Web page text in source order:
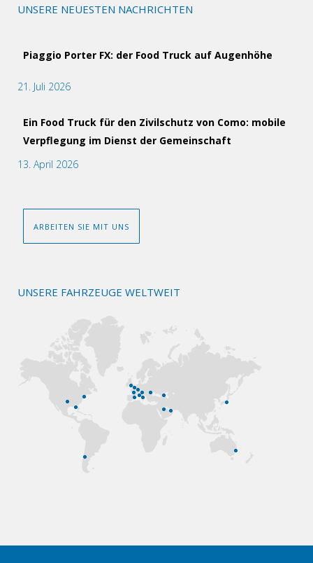
UNSERE NEUESTEN NACHRICHTEN
Piaggio Porter FX: der Food Truck auf Augenhöhe
21. Juli 2026
Ein Food Truck für den Zivilschutz von Como: mobile
Verpflegung im Dienst der Gemeinschaft
13. April 2026
ARBEITEN SIE MIT UNS
UNSERE FAHRZEUGE WELTWEIT